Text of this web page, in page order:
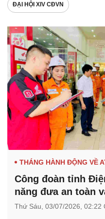
ĐẠI HỘI XIV CĐVN
THÁNG HÀNH ĐỘNG VỀ
Công đoàn tỉnh
năng đưa an toàn
Thứ Sáu, 03/07/2026, 02:22